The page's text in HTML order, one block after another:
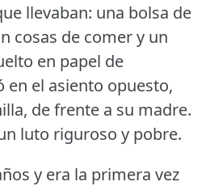
llevaban: una bolsa de
cosas de comer y un
en papel de
en el asiento opuesto,
de frente a su madre.
luto riguroso y pobre.
y era la primera vez